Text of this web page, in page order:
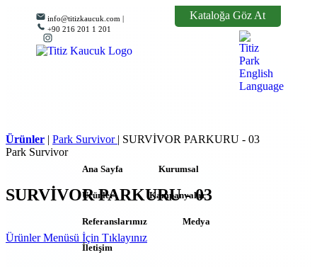
info@titizkaucuk.com |
+90 216 201 1 201
Kataloğa Göz At
Ana Sayfa Kurumsal
Ürünler Kampanyalar
Referanslarımız Medya
İletişim
Ürünler | Park Survivor | SURVİVOR PARKURU - 03
Park Survivor
SURVİVOR PARKURU - 03
Ürünler Menüsü İçin Tıklayınız